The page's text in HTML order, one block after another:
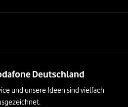
Deutschland
und unsere Ideen sind vielfach